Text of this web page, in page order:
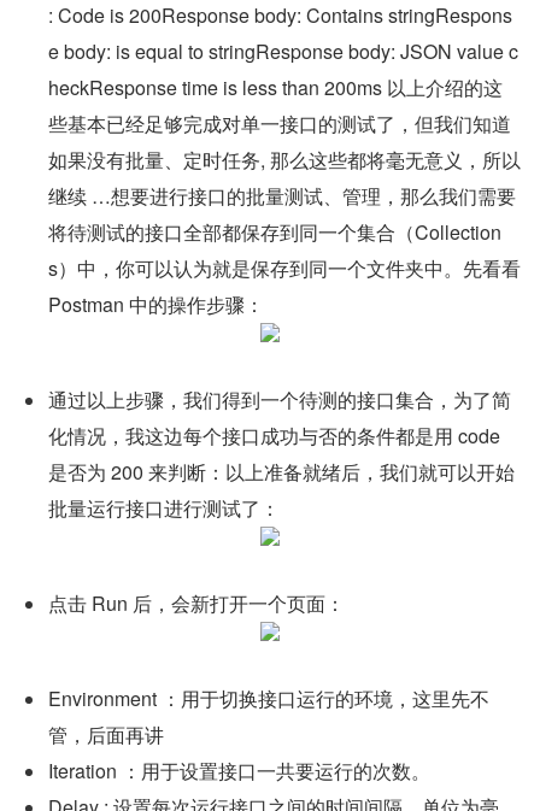
: Code is 200Response body: Contains stringRespons
e body: is equal to stringResponse body: JSON value c
heckResponse time is less than 200ms 以上介绍的这
些基本已经足够完成对单一接口的测试了，但我们知道
如果没有批量、定时任务, 那么这些都将毫无意义，所以
继续 …想要进行接口的批量测试、管理，那么我们需要
将待测试的接口全部都保存到同一个集合（Collection
s）中，你可以认为就是保存到同一个文件夹中。先看看
Postman 中的操作步骤：
通过以上步骤，我们得到一个待测的接口集合，为了简
化情况，我这边每个接口成功与否的条件都是用 code
是否为 200 来判断：以上准备就绪后，我们就可以开始
批量运行接口进行测试了：
点击 Run 后，会新打开一个页面：
Environment ：用于切换接口运行的环境，这里先不
管，后面再讲
Iteration ：用于设置接口一共要运行的次数。